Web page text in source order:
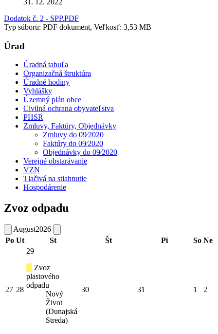
Dodatok č. 2 - SPP.PDF
Typ súboru: PDF dokument, Veľkosť: 3,53 MB
Úrad
Úradná tabuľa
Organizačná štruktúra
Úradné hodiny
Vyhlášky
Územný plán obce
Civilná ochrana obyvateľstva
PHSR
Zmluvy, Faktúry, Objednávky
Zmluvy do 09⁄2020
Faktúry do 09⁄2020
Objednávky do 09⁄2020
Verejné obstarávanie
VZN
Tlačivá na stiahnutie
Hospodárenie
Zvoz odpadu
August2026
Po Ut St Št Pi So Ne
27 28
29
Zvoz
plastového
odpadu
Nový
Život
(Dunajská
Streda)
30 31 1 2